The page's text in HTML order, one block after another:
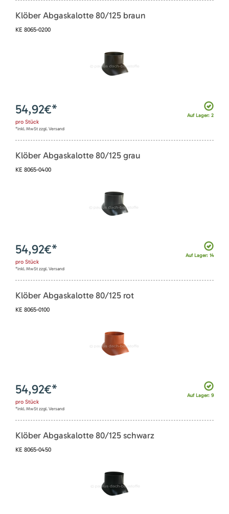
Klöber Abgaskalotte 80/125 braun
KE 8065-0200
Auf Lager: 2
54,92€*
pro Stück
*inkl. MwSt zzgl. Versand
Klöber Abgaskalotte 80/125 grau
KE 8065-0400
Auf Lager: 14
54,92€*
pro Stück
*inkl. MwSt zzgl. Versand
Klöber Abgaskalotte 80/125 rot
KE 8065-0100
Auf Lager: 9
54,92€*
pro Stück
*inkl. MwSt zzgl. Versand
Klöber Abgaskalotte 80/125 schwarz
KE 8065-0450